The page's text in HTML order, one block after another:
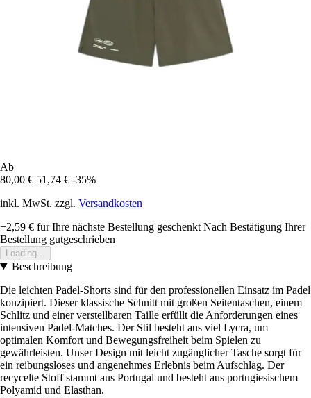
Ab
80,00 € 51,74 € -35%
inkl. MwSt. zzgl. Versandkosten
+2,59 € für Ihre nächste Bestellung geschenkt Nach Bestätigung Ihrer
Bestellung gutgeschrieben
Loading...
Beschreibung
Die leichten Padel-Shorts sind für den professionellen Einsatz im Padel
konzipiert. Dieser klassische Schnitt mit großen Seitentaschen, einem
Schlitz und einer verstellbaren Taille erfüllt die Anforderungen eines
intensiven Padel-Matches. Der Stil besteht aus viel Lycra, um
optimalen Komfort und Bewegungsfreiheit beim Spielen zu
gewährleisten. Unser Design mit leicht zugänglicher Tasche sorgt für
ein reibungsloses und angenehmes Erlebnis beim Aufschlag. Der
recycelte Stoff stammt aus Portugal und besteht aus portugiesischem
Polyamid und Elasthan.